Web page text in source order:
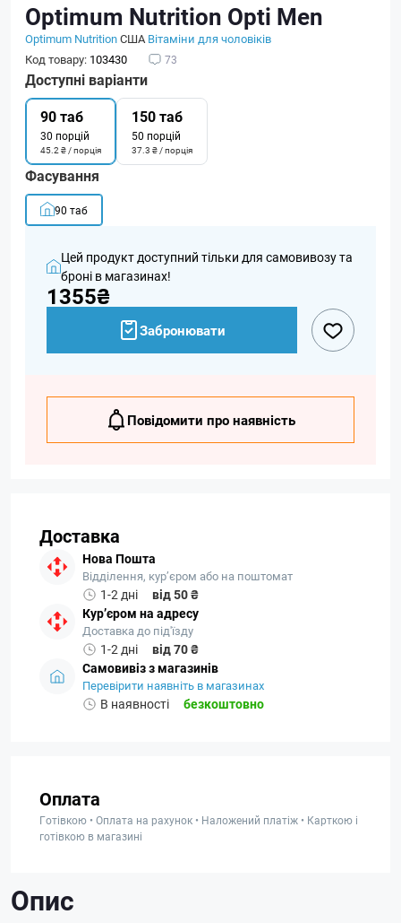
Optimum Nutrition Opti Men
Optimum NutritionСША Вітаміни для чоловіків
Код товару: 103430 73
Доступні варіанти
90 таб
30 порцій
45.2 ₴ / порція
150 таб
50 порцій
37.3 ₴ / порція
Фасування
90 таб
Цей продукт доступний тільки для самовивозу та
броні в магазинах!
1355₴
Забронювати
Повідомити про наявність
Доставка
Нова Пошта
Відділення, кур’єром або на поштомат
1-2 дні
від 50 ₴
Кур’єром на адресу
Доставка до під'їзду
1-2 дні
від 70 ₴
Самовивіз з магазинів
Перевірити наявніть в магазинах
В наявності безкоштовно
Оплата
Готівкою • Оплата на рахунок • Наложений платіж • Карткою і
готівкою в магазині
Опис